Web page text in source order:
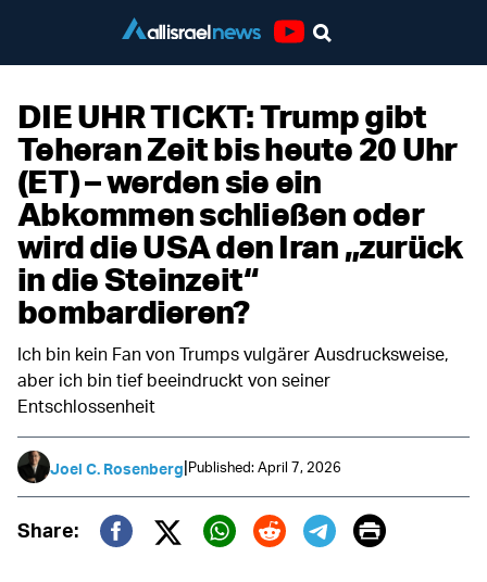
DIE UHR TICKT: Trump gibt
Teheran Zeit bis heute 20 Uhr
(ET) – werden sie ein
Abkommen schließen oder
wird die USA den Iran „zurück
in die Steinzeit“
bombardieren?
Ich bin kein Fan von Trumps vulgärer Ausdrucksweise,
aber ich bin tief beeindruckt von seiner
Entschlossenheit
Joel C. Rosenberg|Published: April 7, 2026
Share:
Twitter (X)
Print